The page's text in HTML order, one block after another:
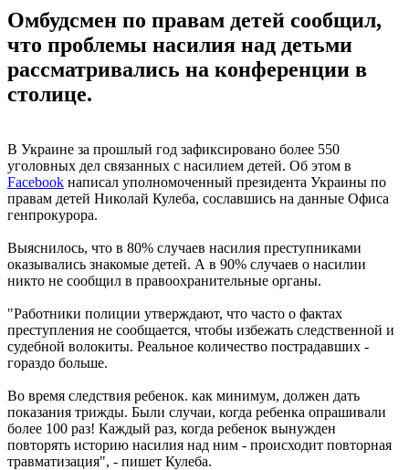
Омбудсмен по правам детей сообщил,
что проблемы насилия над детьми
рассматривались на конференции в
столице.
В Украине за прошлый год зафиксировано более 550
уголовных дел связанных с насилием детей. Об этом в
Facebook написал уполномоченный президента Украины по
правам детей Николай Кулеба, сославшись на данные Офиса
генпрокурора.
Выяснилось, что в 80% случаев насилия преступниками
оказывались знакомые детей. А в 90% случаев о насилии
никто не сообщил в правоохранительные органы.
"Работники полиции утверждают, что часто о фактах
преступления не сообщается, чтобы избежать следственной и
судебной волокиты. Реальное количество пострадавших -
гораздо больше.
Во время следствия ребенок. как минимум, должен дать
показания трижды. Были случаи, когда ребенка опрашивали
более 100 раз! Каждый раз, когда ребенок вынужден
повторять историю насилия над ним - происходит повторная
травматизация", - пишет Кулеба.